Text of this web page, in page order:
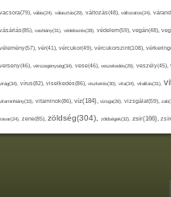
vacsora(79), válás(24), választás(29), változás(48), változatos(24),
vásárlás(85), vashiány(31), védekezés(28), védelem(59), vegán(48),
vélemény(57), vér(41), vércukor(49), vércukorszint(108),
verseny(46), vérszegénység(34), vese(46), veszekedés(29), veszély(45),
virág(34), vírus(82), viselkedés(86), viszketés(30), vita(34), vitalitás(31),
vitaminhiány(33), vitaminok(86), víz(184), vizsga(26), vizsgálat(59),
zavar(24), zene(85), zöldség(304), zöldségek(32), zsír(166),